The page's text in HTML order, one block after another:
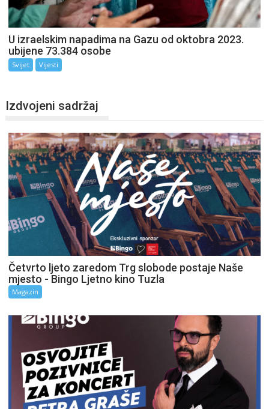
U izraelskim napadima na Gazu od oktobra 2023.
ubijene 73.384 osobe
Svijet Vijesti
Izdvojeni sadržaj
Četvrto ljeto zaredom Trg slobode postaje Naše
mjesto - Bingo Ljetno kino Tuzla
Magazin